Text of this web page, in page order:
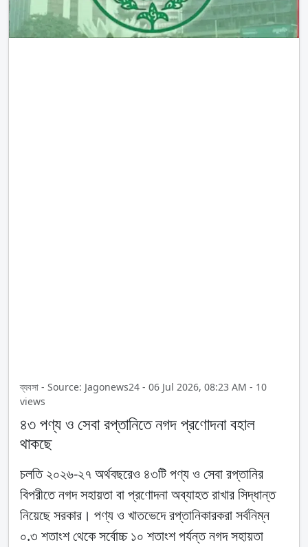
ব্যবসা - Source: Jagonews24 - 06 Jul 2026, 08:23 AM - 10
views
৪৩ পণ্য ও সেবা রপ্তানিতে নগদ প্রণোদনা বহাল
থাকছে
চলতি ২০২৬-২৭ অর্থবছরেও ৪৩টি পণ্য ও সেবা রপ্তানির
বিপরীতে নগদ সহায়তা বা প্রণোদনা অব্যাহত রাখার সিদ্ধান্ত
নিয়েছে সরকার। পণ্য ও খাতভেদে রপ্তানিকারকরা সর্বনিম্ন
০.৩ শতাংশ থেকে সর্বোচ্চ ১০ শতাংশ পর্যন্ত নগদ সহায়তা